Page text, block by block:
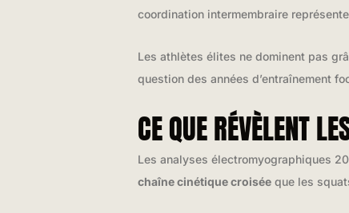
coordination intermembraire
Les athlètes élites ne dominent pas
question des années d’entraînement
CE QUE RÉVÈLENT
Les analyses électromyographiques
chaîne cinétique croisée que les